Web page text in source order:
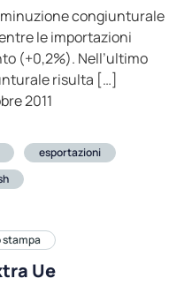
congiunturale
le importazioni
(+0,2%). Nell’ultimo
risulta […]
2011
esportazioni
Ue